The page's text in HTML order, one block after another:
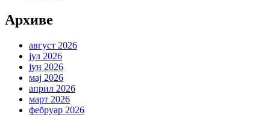
Архиве
август 2026
јул 2026
јун 2026
мај 2026
април 2026
март 2026
фебруар 2026